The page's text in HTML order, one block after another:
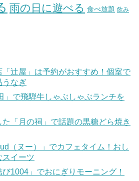
雨の日に遊べる 食べ放題 飲み
辻屋」は予約がおすすめ！個室で
うなぎ
」で飛騨牛しゃぶしゃぶランチを
「月の祠」で話題の黒糖どら焼き
（ヌー）」でカフェタイム！おし
スイーツ
1004」でおにぎりモーニング！